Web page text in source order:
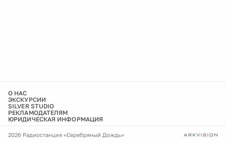
О НАС
ЭКСКУРСИИ
SILVER STUDIO
РЕКЛАМОДАТЕЛЯМ
ЮРИДИЧЕСКАЯ ИНФОРМАЦИЯ
2026 Радиостанция «Серебряный Дождь»